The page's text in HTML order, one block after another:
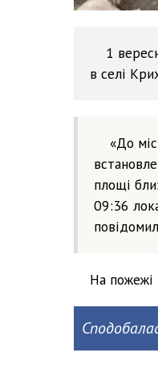
1
в селі
«До
площі
09:36
На пожежі